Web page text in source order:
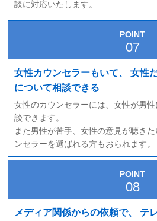
談に対応いたします。
POINT
女性カウンセラーもいて、
女性
について相談できる
女性のカウンセラーには、女性が男
談できます。
また男性が苦手、女性の意見が聴き
ンセラーを選ばれる方もおられます。
POINT
メディア関係からの依頼で、
テ